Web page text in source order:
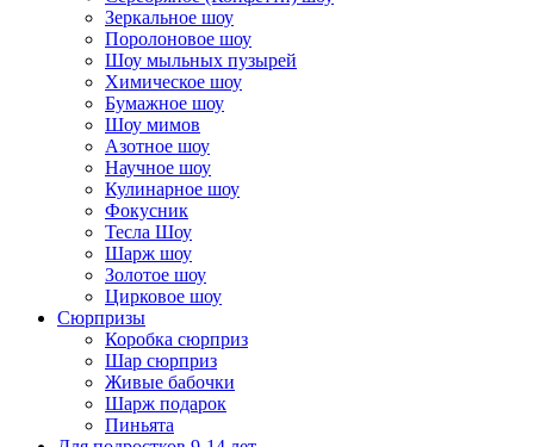
Зеркальное шоу
Поролоновое шоу
Шоу мыльных пузырей
Химическое шоу
Бумажное шоу
Шоу мимов
Азотное шоу
Научное шоу
Кулинарное шоу
Фокусник
Тесла Шоу
Шарж шоу
Золотое шоу
Цирковое шоу
Сюрпризы
Коробка сюрприз
Шар сюрприз
Живые бабочки
Шарж подарок
Пиньята